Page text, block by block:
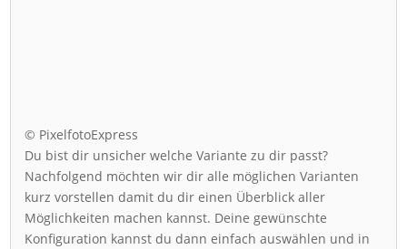
© PixelfotoExpress
Du bist dir unsicher welche Variante zu dir passt?
Nachfolgend möchten wir dir alle möglichen Varianten
kurz vorstellen damit du dir einen Überblick aller
Möglichkeiten machen kannst. Deine gewünschte
Konfiguration kannst du dann einfach auswählen und in